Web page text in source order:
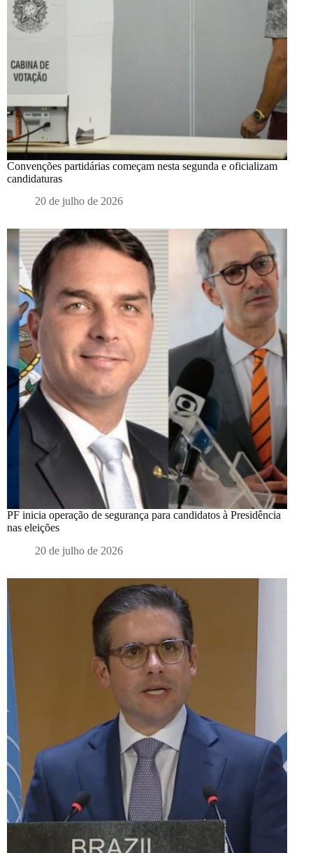
Convenções partidárias começam nesta segunda e oficializam
candidaturas
20 de julho de 2026
PF inicia operação de segurança para candidatos à Presidência
nas eleições
20 de julho de 2026